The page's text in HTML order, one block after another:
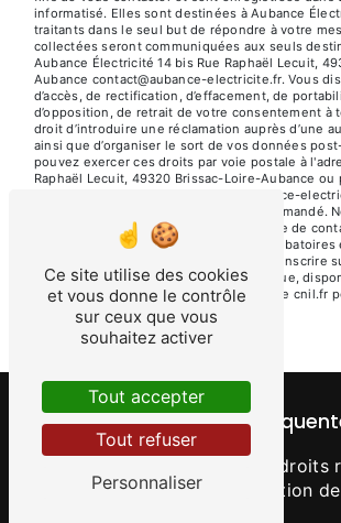
informatisé. Elles sont destinées à Aubance
traitants dans le seul but de répondre à votre
collectées seront communiquées aux seuls
Aubance Électricité 14 bis Rue Raphaël Lecuit,
Aubance contact@aubance-electricite.fr. Vous
d’accès, de rectification, d’effacement, de
d’opposition, de retrait de votre consentement à
droit d’introduire une réclamation auprès d’une
ainsi que d’organiser le sort de vos données
pouvez exercer ces droits par voie postale à
Raphaël Lecuit, 49320 Brissac-Loire-Aubance ou
électronique à l'adresse contact@aubance-
justificatif d'identité pourra vous être demandé.
vos données pendant la période de prise de
durée de prescription légale aux fins
contentieux. Vous avez le droit de vous inscrire
d'opposition au démarchage téléphonique,
adresse: Bloctel.gouv.fr . Consultez le site cnil.fr
d’informations sur vos droits.
Recherches
- 2026 - Tous droits
Mentions légales
Gestion
Ce site utilise des cookies
et vous donne le contrôle
sur ceux que vous
souhaitez activer
Tout accepter
Tout refuser
Personnaliser